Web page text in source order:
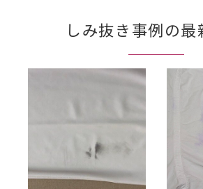
しみ抜き事例の最